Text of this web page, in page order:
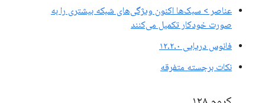
عناصر > سبک‌ها اکنون ویژگی‌های شبکه بیشتری را به
صورت خودکار تکمیل می‌کنند
فانوس دریایی ۱۲.۲.۰
نکات برجسته متفرقه